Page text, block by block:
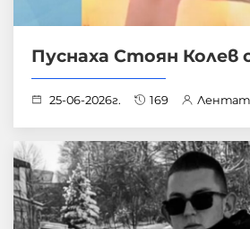
Пуснаха Стоян Колев
25-06-2026г. 169